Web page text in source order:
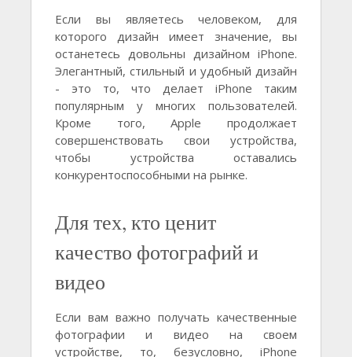
Если вы являетесь человеком, для
которого дизайн имеет значение, вы
останетесь довольны дизайном iPhone.
Элегантный, стильный и удобный дизайн
- это то, что делает iPhone таким
популярным у многих пользователей.
Кроме того, Apple продолжает
совершенствовать свои устройства,
чтобы устройства оставались
конкурентоспособными на рынке.
Для тех, кто ценит
качество фотографий и
видео
Если вам важно получать качественные
фотографии и видео на своем
устройстве, то, безусловно, iPhone